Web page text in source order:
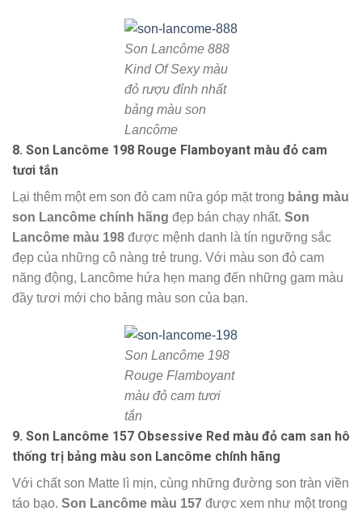
Son Lancôme 888
Kind Of Sexy màu
đỏ rượu đỉnh nhất
bảng màu son
Lancôme
8. Son Lancôme 198 Rouge Flamboyant màu đỏ cam
tươi tắn
Lại thêm một em son đỏ cam nữa góp mặt trong bảng màu
son Lancôme chính hãng đẹp bán chạy nhất. Son
Lancôme màu 198 được mệnh danh là tín ngưỡng sắc
đẹp của những cô nàng trẻ trung. Với màu son đỏ cam
năng động, Lancôme hứa hẹn mang đến những gam màu
đầy tươi mới cho bảng màu son của bạn.
Son Lancôme 198
Rouge Flamboyant
màu đỏ cam tươi
tắn
9. Son Lancôme 157 Obsessive Red màu đỏ cam san hô
thống trị bảng màu son Lancôme chính hãng
Với chất son Matte lì mịn, cùng những đường son tràn viền
táo bạo. Son Lancôme màu 157 được xem như một trong